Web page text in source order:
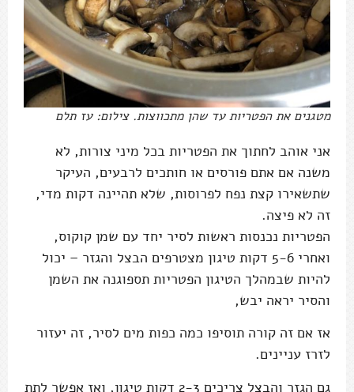
מטגנים את הפטריות עד שהן מתכווצות. צילום: עז תלם
אני אוהב לחתוך את הפטריות בכל מיני צורות, לא
משנה אם אתם פורסים או חותכים לרבעים, העיקר
שתשאירו קצת נפח לפרוסות, שלא תהיינה דקות מדי,
זה לא פיצה.
הפטריות נכנסות ראשות לסיר יחד עם שמן קוקוס,
ואחרי 5-6 דקות טיגון מצטרפים הבצל והגזר – יכול
להיות שבמהלך הטיגון הפטריות תספוגנה את השמן
והסיר יראה יבש,
אז אם זה קורה תוסיפו כמה כפות מים לסיר, זה יעזור
לזרז עניינים.
גם הגזר והבצל צריכים 2-3 דקות טיגון, ואז אפשר לתת